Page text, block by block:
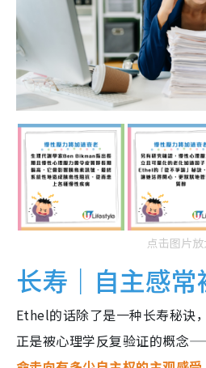
点击图片放
长寿｜自主感常
Ethel的话除了是一种长寿秘诀
正是被心理学反复验证的概念